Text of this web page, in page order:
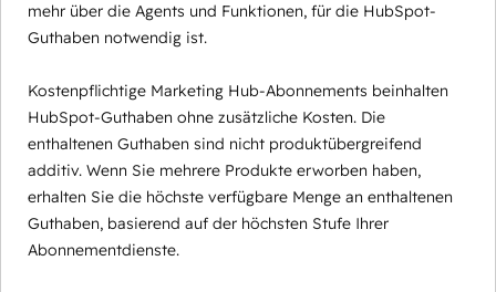
mehr über die Agents und Funktionen, für die HubSpot-
Guthaben notwendig ist.
Kostenpflichtige Marketing Hub-Abonnements beinhalten
HubSpot-Guthaben ohne zusätzliche Kosten. Die
enthaltenen Guthaben sind nicht produktübergreifend
additiv. Wenn Sie mehrere Produkte erworben haben,
erhalten Sie die höchste verfügbare Menge an enthaltenen
Guthaben, basierend auf der höchsten Stufe Ihrer
Abonnementdienste.